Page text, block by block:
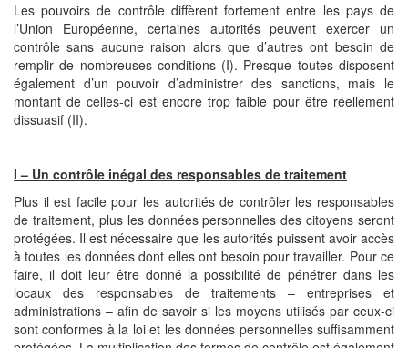
Les pouvoirs de contrôle diffèrent fortement entre les pays de
l’Union Européenne, certaines autorités peuvent exercer un
contrôle sans aucune raison alors que d’autres ont besoin de
remplir de nombreuses conditions (I). Presque toutes disposent
également d’un pouvoir d’administrer des sanctions, mais le
montant de celles-ci est encore trop faible pour être réellement
dissuasif (II).
I – Un contrôle inégal des responsables de traitement
Plus il est facile pour les autorités de contrôler les responsables
de traitement, plus les données personnelles des citoyens seront
protégées. Il est nécessaire que les autorités puissent avoir accès
à toutes les données dont elles ont besoin pour travailler. Pour ce
faire, il doit leur être donné la possibilité de pénétrer dans les
locaux des responsables de traitements – entreprises et
administrations – afin de savoir si les moyens utilisés par ceux-ci
sont conformes à la loi et les données personnelles suffisamment